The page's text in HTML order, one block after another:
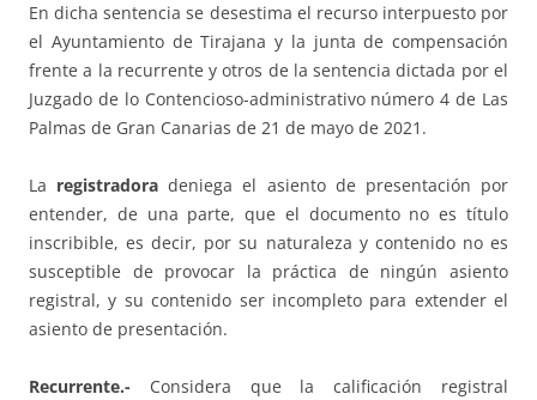
En dicha sentencia se desestima el recurso interpuesto por
el Ayuntamiento de Tirajana y la junta de compensación
frente a la recurrente y otros de la sentencia dictada por el
Juzgado de lo Contencioso-administrativo número 4 de Las
Palmas de Gran Canarias de 21 de mayo de 2021.
La registradora deniega el asiento de presentación por
entender, de una parte, que el documento no es título
inscribible, es decir, por su naturaleza y contenido no es
susceptible de provocar la práctica de ningún asiento
registral, y su contenido ser incompleto para extender el
asiento de presentación.
Recurrente.- Considera que la calificación registral